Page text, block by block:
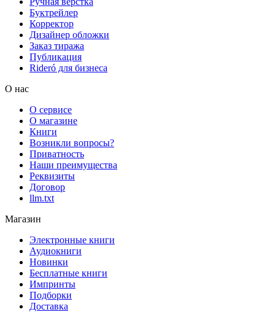
Буктрейлер
Корректор
Дизайнер обложки
Заказ тиража
Публикация
Rideró для бизнеса
О нас
О сервисе
О магазине
Книги
Возникли вопросы?
Приватность
Наши преимущества
Реквизиты
Договор
llm.txt
Магазин
Электронные книги
Аудиокниги
Новинки
Бесплатные книги
Импринты
Подборки
Доставка